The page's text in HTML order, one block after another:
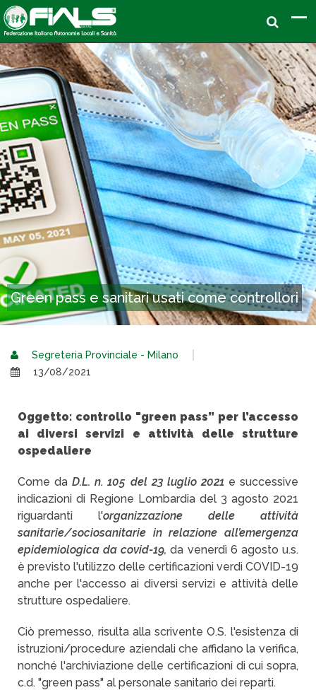
Green pass e sanitari usati come controllori
Segreteria Provinciale - Milano
13/08/2021
Oggetto: controllo "green pass” per l’accesso
ai diversi servizi e attività delle strutture
ospedaliere
Come daD.L. n. 105 del 23 luglio 2021 e successive
indicazioni di Regione Lombardia del 3 agosto 2021
riguardanti l'organizzazione delle attività
sanitarie/sociosanitarie in relazione all’emergenza
epidemiologica da covid-19, da venerdì 6 agosto u.s.
è previsto l'utilizzo delle certificazioni verdi COVID-19
anche per l'accesso ai diversi servizi e attività delle
strutture ospedaliere.
Ciò premesso, risulta alla scrivente O.S. l'esistenza di
istruzioni/procedure aziendali che affidano la verifica,
nonché l'archiviazione delle certificazioni di cui sopra,
c.d. "green pass" al personale sanitario dei reparti.